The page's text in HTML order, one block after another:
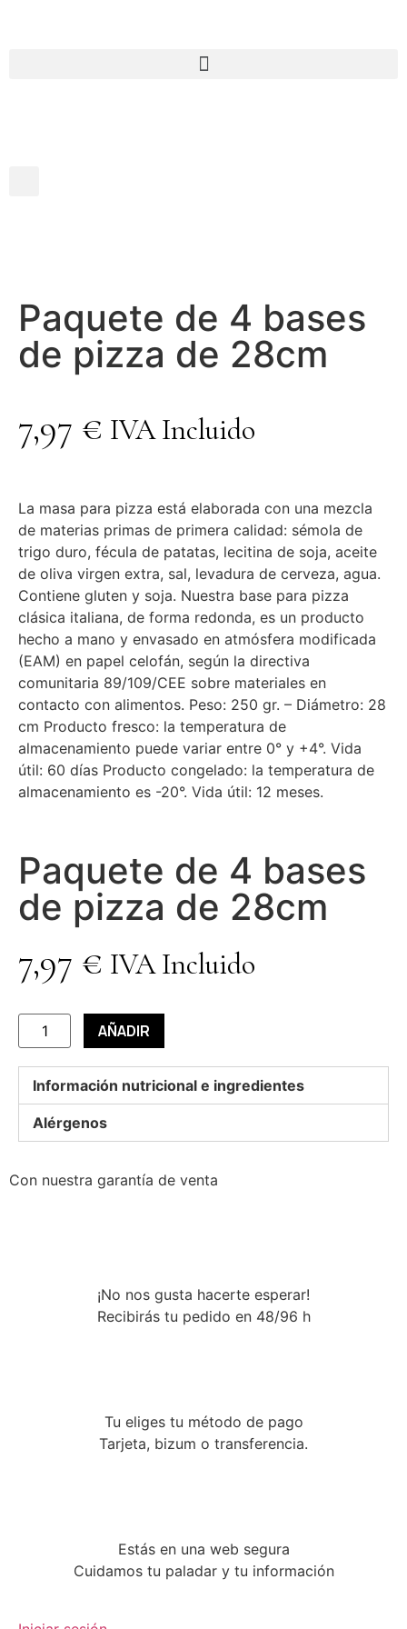
Paquete de 4 bases
de pizza de 28cm
7,97 € IVA Incluido
La masa para pizza está elaborada con una mezcla
de materias primas de primera calidad: sémola de
trigo duro, fécula de patatas, lecitina de soja, aceite
de oliva virgen extra, sal, levadura de cerveza, agua.
Contiene gluten y soja. Nuestra base para pizza
clásica italiana, de forma redonda, es un producto
hecho a mano y envasado en atmósfera modificada
(EAM) en papel celofán, según la directiva
comunitaria 89/109/CEE sobre materiales en
contacto con alimentos. Peso: 250 gr. – Diámetro: 28
cm Producto fresco: la temperatura de
almacenamiento puede variar entre 0° y +4°. Vida
útil: 60 días Producto congelado: la temperatura de
almacenamiento es -20°. Vida útil: 12 meses.
Paquete de 4 bases
de pizza de 28cm
7,97 € IVA Incluido
AÑADIR
Información nutricional e ingredientes
Alérgenos
Con nuestra garantía de venta
¡No nos gusta hacerte esperar!
Recibirás tu pedido en 48/96 h
Tu eliges tu método de pago
Tarjeta, bizum o transferencia.
Estás en una web segura
Cuidamos tu paladar y tu información